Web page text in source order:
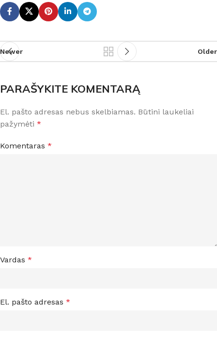
Newer Older
PARAŠYKITE KOMENTARĄ
El. pašto adresas nebus skelbiamas. Būtini laukeliai
pažymėti *
Komentaras *
Vardas *
El. pašto adresas *